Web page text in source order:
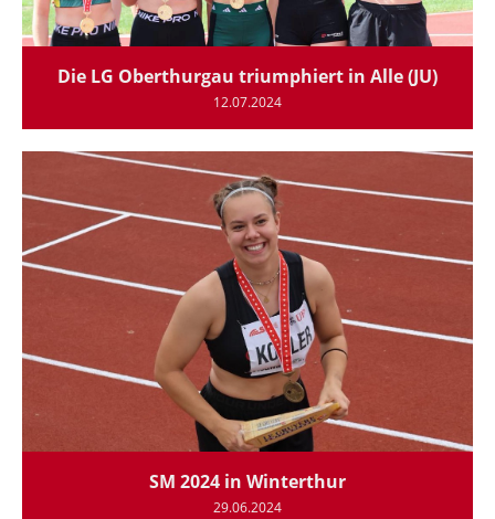
Die LG Oberthurgau triumphiert in Alle (JU)
12.07.2024
SM 2024 in Winterthur
29.06.2024